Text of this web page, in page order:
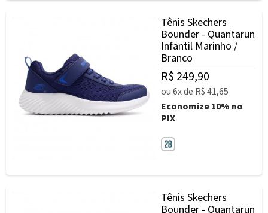
Tênis Skechers
Bounder - Quantarun
Infantil Marinho /
Branco
R$ 249,90
ou6xde R$ 41,65
Economize10% no
PIX
Tênis Skechers
Bounder - Quantarun